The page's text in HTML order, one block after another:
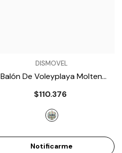
DISMOVEL
Balón De Voleyplaya Molten
MS500-RCHEV
$110.376
Notificarme